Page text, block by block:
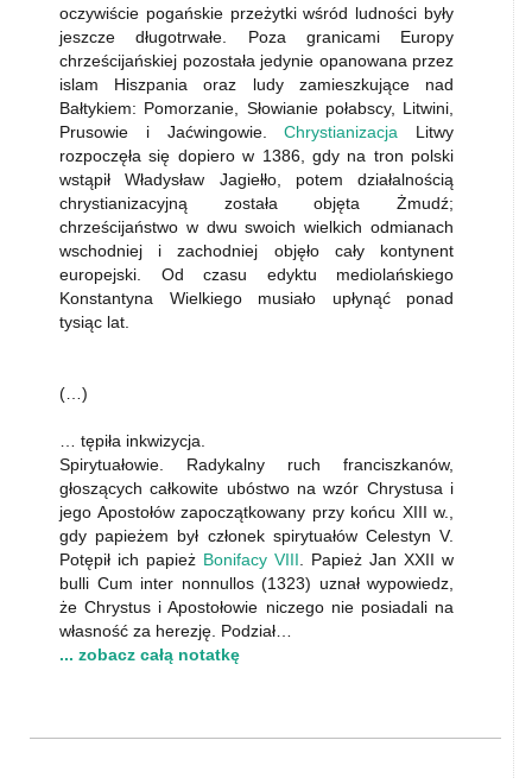
oczywiście pogańskie przeżytki wśród ludności były
jeszcze długotrwałe. Poza granicami Europy
chrześcijańskiej pozostała jedynie opanowana przez
islam Hiszpania oraz ludy zamieszkujące nad
Bałtykiem: Pomorzanie, Słowianie połabscy, Litwini,
Prusowie i Jaćwingowie.Chrystianizacja Litwy
rozpoczęła się dopiero w 1386, gdy na tron polski
wstąpił Władysław Jagiełło, potem działalnością
chrystianizacyjną została objęta Żmudź;
chrześcijaństwo w dwu swoich wielkich odmianach
wschodniej i zachodniej objęło cały kontynent
europejski. Od czasu edyktu mediolańskiego
Konstantyna Wielkiego musiało upłynąć ponad
tysiąc lat.
(…)
… tępiła inkwizycja.
Spirytuałowie. Radykalny ruch franciszkanów,
głoszących całkowite ubóstwo na wzór Chrystusa i
jego Apostołów zapoczątkowany przy końcu XIII w.,
gdy papieżem był członek spirytuałów Celestyn V.
Potępił ich papież Bonifacy VIII . Papież Jan XXII w
bulli Cum inter nonnullos (1323) uznał wypowiedz,
że Chrystus i Apostołowie niczego nie posiadali na
własność za herezję. Podział…
... zobacz całą notatkę